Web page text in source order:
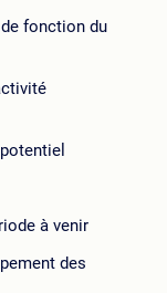
fonction du
à venir
des